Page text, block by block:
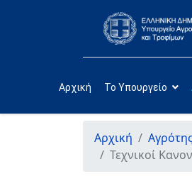
Αρχική Το Υπουργείο
Αρχική
Τεχνικοί